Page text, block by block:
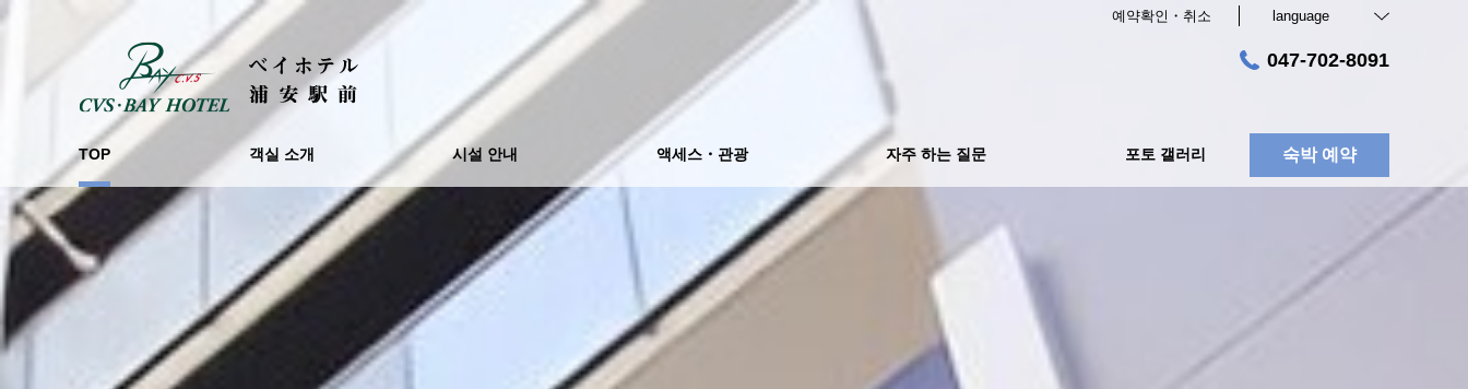
예약확인・취소 language
047-702-8091
TOP 객실 소개 시설 안내 액세스・관광 자주 하는 질문 포토 갤러리 숙박 예약